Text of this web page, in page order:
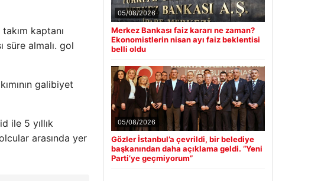
kaptanı
süre almalı. gol
galibiyet
ile 5 yıllık
arasında yer
05/08/2026
Merkez Bankası faiz kararı ne zaman?
Ekonomistlerin nisan ayı faiz beklentisi
belli oldu
05/08/2026
Gözler İstanbul’a çevrildi, bir belediye
başkanından daha açıklama geldi. “Yeni
Parti’ye geçmiyorum”